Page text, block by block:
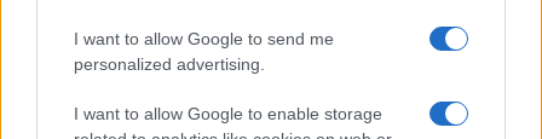
I want to allow Google to send me
personalized advertising.
I want to allow Google to enable storage
La combinazione di canale affidabile, verifica
documentale e valutazione oggettiva del bene crea
un perimetro di sicurezza replicabile. Con disciplina